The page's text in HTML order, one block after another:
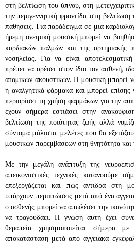
στη βελτίωση του ύπνου, στη
την περιγεννητική φροντίδα, στη
παθήσεις. Για παράδειγμα σε μια
ήρεμη ονειρική μουσική μπορεί να
καρδιακών παλμών και της αρτηριακής
νοσηλείας. Για να είναι
πρέπει να αρέσει στον ίδιο τον ασθενή,
ατομικών ακουστικών. Η μουσική μπορεί
ή αναλγητικά φάρμακα και μπορεί
περιορίσει τη χρήση φαρμάκων για την
έχουν σήμερα εστιάσει στην
βελτίωση της ποιότητας ζωής αλλά
σύντομα μάλιστα, μελέτες που θα
μουσικών παρεμβάσεων στη θνητότητα και
Με την μεγάλη ανάπτυξη της
απεικονιστικές τεχνικές κατανοούμε
επεξεργάζεται και πώς αντιδρά στη
υπάρχουν περιπτώσεις μετά από ένα
ο ασθενής μπορεί να απωλέσει την
να τραγουδάει. Η γνώση αυτή έχει
θεραπεία χρησιμοποιείται σήμερα
αποκατάσταση μετά από αγγειακά